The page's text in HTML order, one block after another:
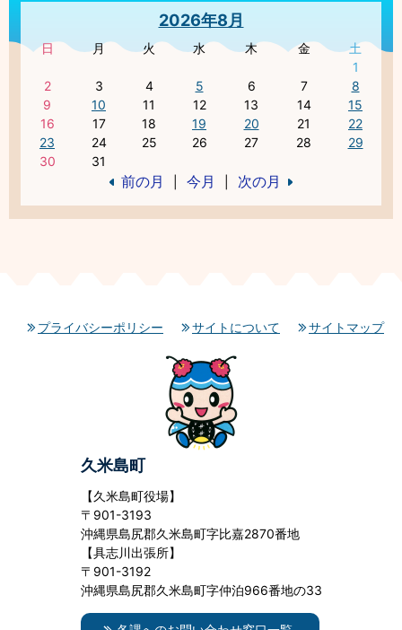
2026年8月
日 月 火 水 木 金
土
1
2
3 4 5 6 7
8
9
10 11 12 13 14
15
16
17 18 19 20 21
22
23
24 25 26 27 28
29
30
31
前の月 今月 次の月
プライバシーポリシー サイトについて サイトマップ
久米島町
【久米島町役場】
〒901-3193
沖縄県島尻郡久米島町字比嘉2870番地
【具志川出張所】
〒901-3192
沖縄県島尻郡久米島町字仲泊966番地の33